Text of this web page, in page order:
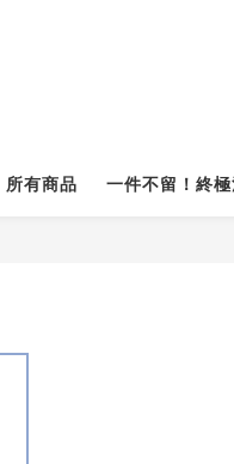
所有商品 一件不留！終